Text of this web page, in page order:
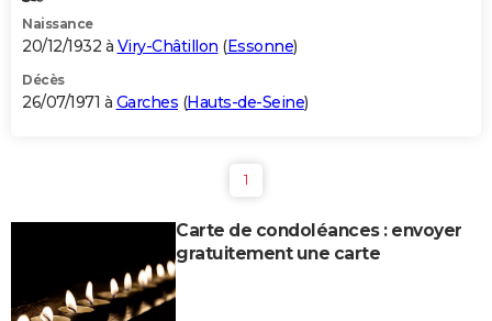
Naissance
20/12/1932 à Viry-Châtillon (Essonne)
Décès
26/07/1971 à Garches (Hauts-de-Seine)
1
Carte de condoléances : envoyer
gratuitement une carte